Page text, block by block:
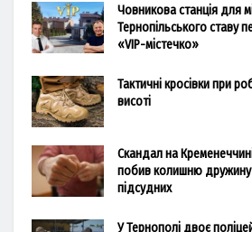
Човникова станція для
Тернопільського ставу
«VIP-містечко»
Тактичні кросівки при
висоті
Скандал на
побив колишню дружину
підсудних
У Тернополі двоє